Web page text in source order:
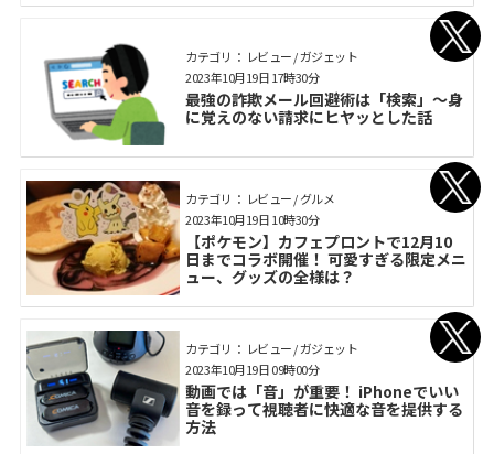
カテゴリ： レビュー / ガジェット
最強の詐欺メール回避術は「検索」～身
に覚えのない請求にヒヤッとした話
2023年10月19日 17時30分
カテゴリ： レビュー / グルメ
【ポケモン】カフェプロントで12月10
日までコラボ開催！ 可愛すぎる限定メニ
ュー、グッズの全様は？
2023年10月19日 10時30分
カテゴリ： レビュー / ガジェット
動画では「音」が重要！ iPhoneでいい
音を録って視聴者に快適な音を提供する
方法
2023年10月19日 09時00分